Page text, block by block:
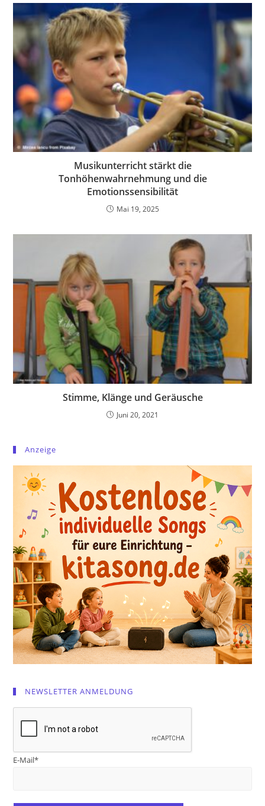
Musikunterricht stärkt die
Tonhöhenwahrnehmung und die
Emotionssensibilität
Mai 19, 2025
Stimme, Klänge und Geräusche
Juni 20, 2021
Anzeige
NEWSLETTER ANMELDUNG
E-Mail*